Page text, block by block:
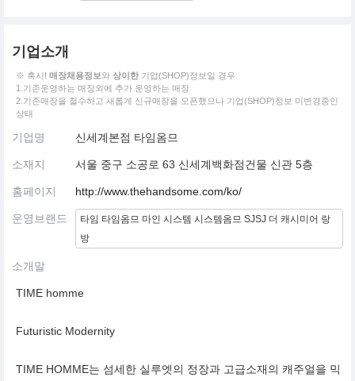
기업소개
※ 혹시! 매장채용정보와 상이한 기업(SHOP)정보일 경우
1.기존운영하는 매장외에 추가 운영하는 매장
2.기존매장을 철수하고 새롭게 신규매장을 오픈했으나 기업(SHOP)정보 미변경중인
상태
기업명 신세계본점 타임옴므
소재지 서울 중구 소공로 63 신세계백화점건물 신관 5층
홈페이지 http://www.thehandsome.com/ko/
운영브랜드
타임 타임옴므 마인 시스템 시스템옴므 SJSJ 더 캐시미어 랑
방
소개말
TIME homme
Futuristic Modernity
TIME HOMME는 섬세한 실루엣의 정장과 고급소재의 캐주얼을 믹